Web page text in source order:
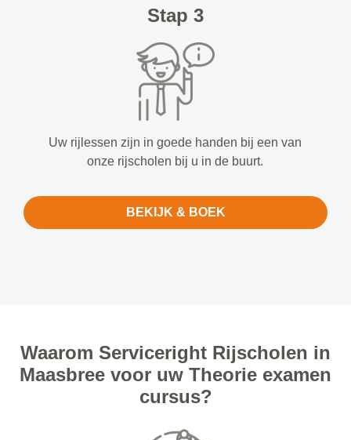
Stap 3
Uw rijlessen zijn in goede handen bij een van
onze rijscholen bij u in de buurt.
BEKIJK & BOEK
Waarom Serviceright Rijscholen in
Maasbree voor uw Theorie examen
cursus?